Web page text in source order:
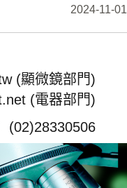
2024-11-01
2024-04-01
2024-01-10
2023-10-30
(顯微鏡部門)
(電器部門)
(02)28330506